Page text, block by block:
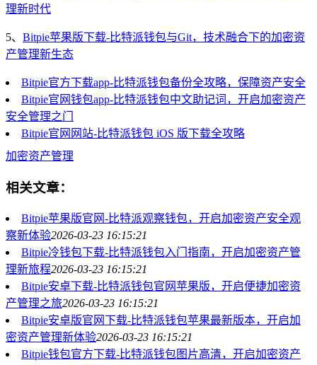
理新时代
5、 Bitpie苹果版下载-比特派钱包与Git，技术融合下的加密资
产管理新生态
Bitpie官方下载app-比特派钱包备份全攻略，保障资产安全
Bitpie官网钱包app-比特派钱包中文助记词，开启加密资产
安全管理之门
Bitpie官网网站-比特派钱包 iOS 版下载全攻略
加密资产管理
相关文章：
Bitpie苹果版官网-比特派观察钱包，开启加密资产安全观
察新体验2026-03-23 16:15:21
Bitpie冷钱包下载-比特派钱包入门指南，开启加密资产管
理新旅程2026-03-23 16:15:21
Bitpie安卓下载-比特派钱包官网苹果版，开启便捷加密资
产管理之旅2026-03-23 16:15:21
Bitpie安卓版官网下载-比特派钱包苹果最新版本，开启加
密资产管理新体验2026-03-23 16:15:21
Bitpie钱包官方下载-比特派钱包图片高清，开启加密资产